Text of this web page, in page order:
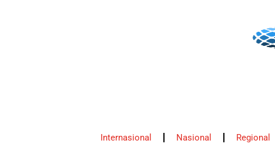
Internasional Nasional Regional